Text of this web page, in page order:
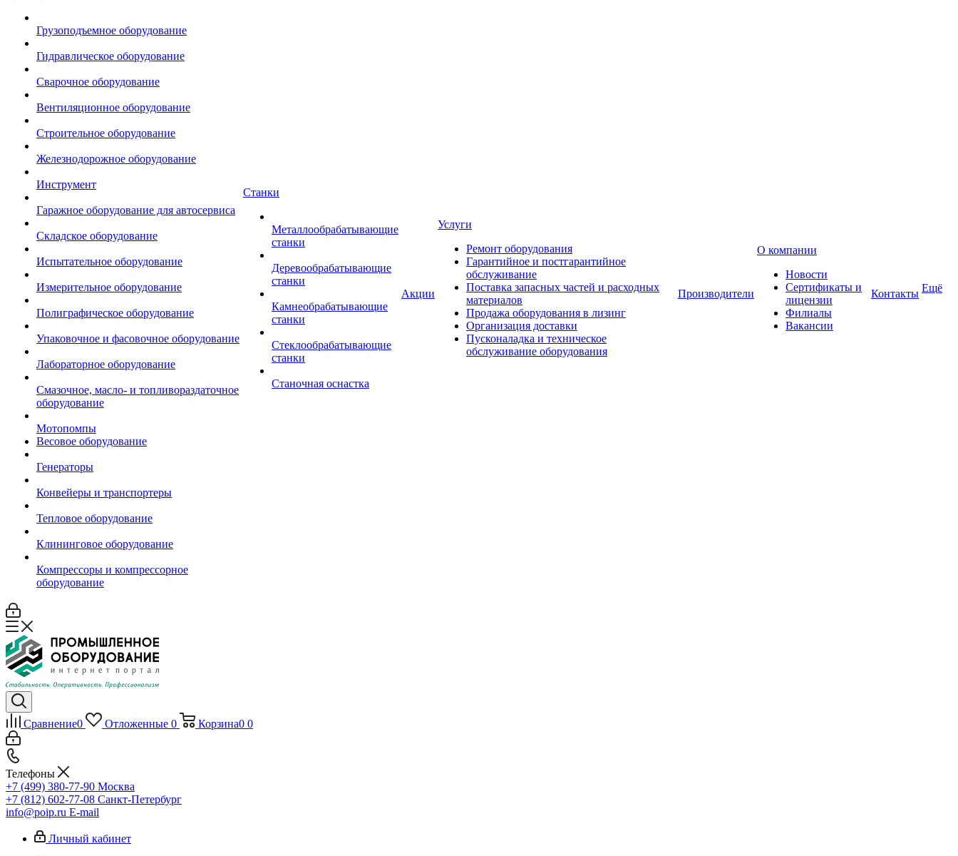
Грузоподъемное оборудование
Гидравлическое оборудование
Сварочное оборудование
Вентиляционное оборудование
Строительное оборудование
Железнодорожное оборудование
Инструмент
Гаражное оборудование для автосервиса
Складское оборудование
Испытательное оборудование
Измерительное оборудование
Полиграфическое оборудование
Упаковочное и фасовочное оборудование
Лабораторное оборудование
Смазочное, масло- и топливораздаточное
оборудование
Мотопомпы
Весовое оборудование
Генераторы
Конвейеры и транспортеры
Тепловое оборудование
Клининговое оборудование
Компрессоры и компрессорное
оборудование
Станки
Металлообрабатывающие
станки
Деревообрабатывающие
станки
Камнеобрабатывающие
станки
Стеклообрабатывающие
станки
Станочная оснастка
Акции
Услуги
Ремонт оборудования
Гарантийное и постгарантийное
обслуживание
Поставка запасных частей и расходных
материалов
Продажа оборудования в лизинг
Организация доставки
Пусконаладка и техническое
обслуживание оборудования
Производители
О компании
Новости
Сертификаты и
лицензии
Филиалы
Вакансии
Контакты Ещё
Сравнение0 Отложенные 0 Корзина0 0
Телефоны
+7 (499) 380-77-90 Москва
+7 (812) 602-77-08 Санкт-Петербург
info@poip.ru E-mail
Личный кабинет